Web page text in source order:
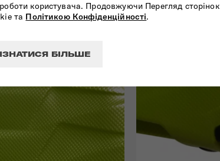
користувача. Продовжуючи Перегляд сторінок
та Політикою Конфіденційності.
БІЛЬШЕ